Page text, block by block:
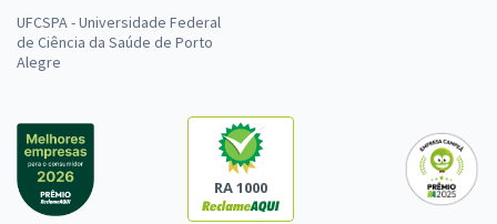
UFCSPA - Universidade Federal
de Ciência da Saúde de Porto
Alegre
RA 1000